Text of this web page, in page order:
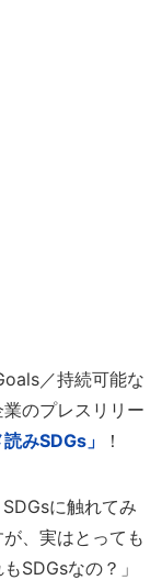
／持続可能な
のプレスリリー
読みSDGs」 ！
に触れてみ
、実はとっても
SDGsなの？」